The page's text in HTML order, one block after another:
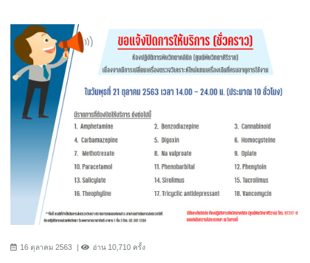
16 ตุลาคม 2563 อ่าน 10,710 ครั้ง